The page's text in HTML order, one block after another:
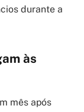
durante a
às
mês após